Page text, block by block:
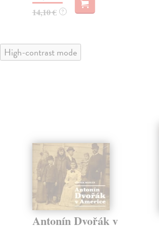
14,10 € ?
High-contrast mode
Antonín Dvořák v